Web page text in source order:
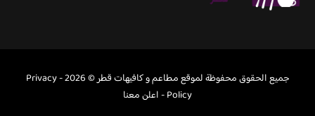
جميع الحقوق محفوظة لموقع مطاعم و كافيهات قطر © 2026 -
Privacy
Policy
-اعلن معنا